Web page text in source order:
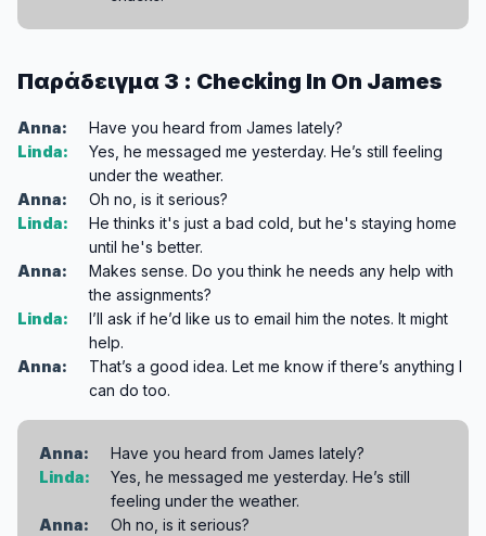
Παράδειγμα 3 : Checking In On James
Anna:
Have you heard from James lately?
Linda:
Yes, he messaged me yesterday. He’s still feeling
under the weather.
Anna:
Oh no, is it serious?
Linda:
He thinks it's just a bad cold, but he's staying home
until he's better.
Anna:
Makes sense. Do you think he needs any help with
the assignments?
Linda:
I’ll ask if he’d like us to email him the notes. It might
help.
Anna:
That’s a good idea. Let me know if there’s anything I
can do too.
Anna:
Have you heard from James lately?
Linda:
Yes, he messaged me yesterday. He’s still
feeling under the weather.
Anna:
Oh no, is it serious?